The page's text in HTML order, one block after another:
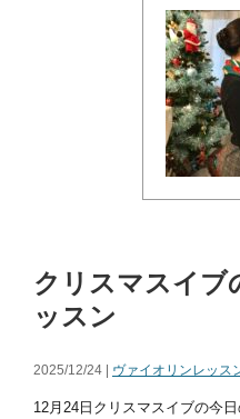
クリスマスイブ
ッスン
2025/12/24 | ヴァイオリンレッス
12月24日クリスマスイブの今